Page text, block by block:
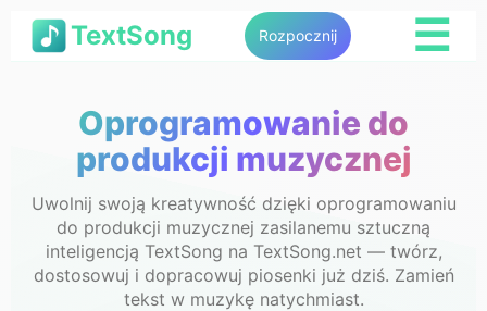
TextSong Rozpocznij ☰
Oprogramowanie do
produkcji muzycznej
Uwolnij swoją kreatywność dzięki oprogramowaniu
do produkcji muzycznej zasilanemu sztuczną
inteligencją TextSong na TextSong.net — twórz,
dostosowuj i dopracowuj piosenki już dziś. Zamień
tekst w muzykę natychmiast.